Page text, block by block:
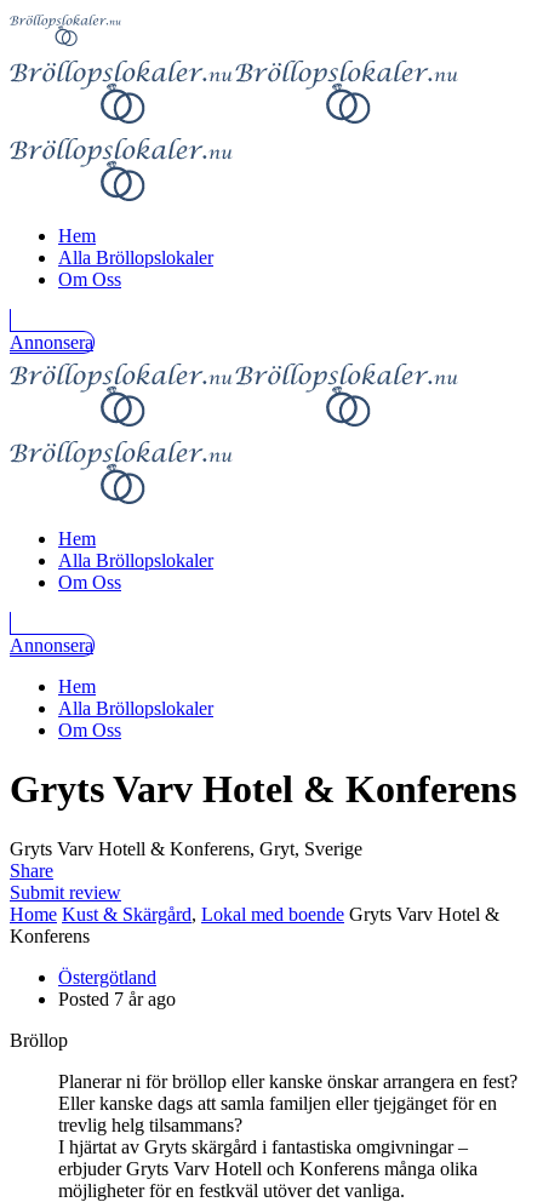
Hem
Alla Bröllopslokaler
Om Oss
Annonsera
Hem
Alla Bröllopslokaler
Om Oss
Annonsera
Hem
Alla Bröllopslokaler
Om Oss
Gryts Varv Hotel & Konferens
Gryts Varv Hotell & Konferens, Gryt, Sverige
Share
Submit review
Home Kust & Skärgård, Lokal med boende Gryts Varv Hotel &
Konferens
Östergötland
Posted 7 år ago
Bröllop
Planerar ni för bröllop eller kanske önskar arrangera en fest?
Eller kanske dags att samla familjen eller tjejgänget för en
trevlig helg tilsammans?
I hjärtat av Gryts skärgård i fantastiska omgivningar –
erbjuder Gryts Varv Hotell och Konferens många olika
möjligheter för en festkväl utöver det vanliga.